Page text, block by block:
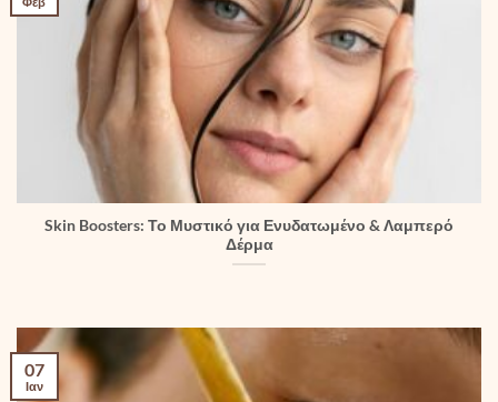
Skin Boosters: Το Μυστικό για Ενυδατωμένο & Λαμπερό
Δέρμα
07
Ιαν